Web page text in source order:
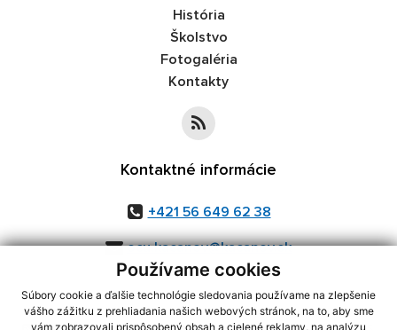
Používame cookies
Súbory cookie a ďalšie technológie sledovania používame na zlepšenie
vášho zážitku z prehliadania našich webových stránok, na to, aby sme
vám zobrazovali prispôsobený obsah a cielené reklamy, na analýzu
História
Školstvo
Fotogaléria
Kontakty
Kontaktné informácie
+421 56 649 62 38
ocu.kacanov@kacanov.sk